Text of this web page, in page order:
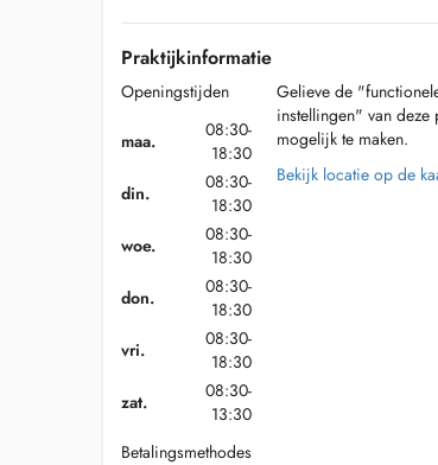
Praktijkinformatie
Openingstijden
maa.
08:30-
18:30
din.
08:30-
18:30
woe.
08:30-
18:30
don.
08:30-
18:30
vri.
08:30-
18:30
zat.
08:30-
13:30
Betalingsmethodes
Gelieve de
instellingen" van deze
mogelijk te maken.
Bekijk locatie op de